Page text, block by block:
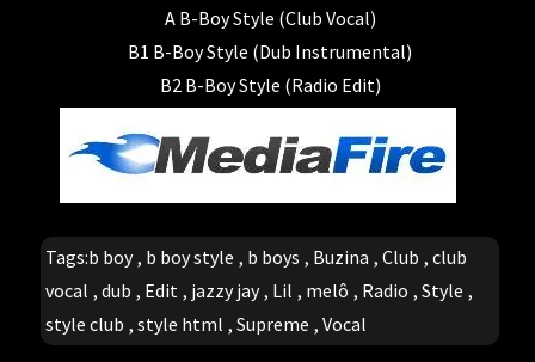
A B-Boy Style (Club Vocal)
B1 B-Boy Style (Dub Instrumental)
B2 B-Boy Style (Radio Edit)
Tags:b boy , b boy style , b boys , Buzina ,Club ,club
vocal ,dub , Edit , jazzy jay , Lil , melô , Radio ,Style ,
style club ,style html ,Supreme ,Vocal